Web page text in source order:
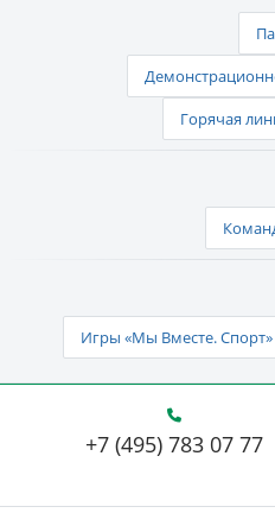
Горячая
Игры «Мы Вместе. Спорт»
+7 (495) 783 07 77